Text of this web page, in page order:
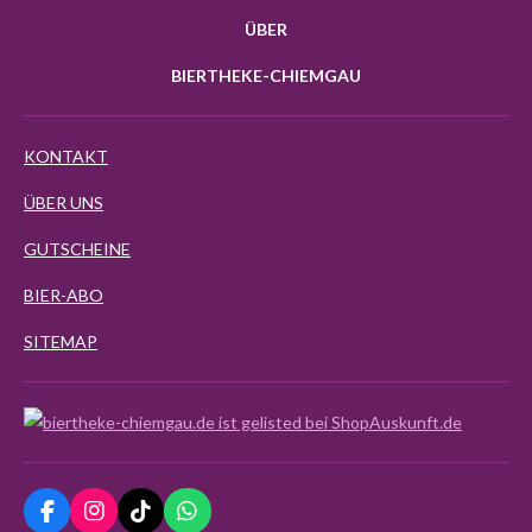
ÜBER
BIERTHEKE-CHIEMGAU
KONTAKT
ÜBER UNS
GUTSCHEINE
BIER-ABO
SITEMAP
F
I
T
W